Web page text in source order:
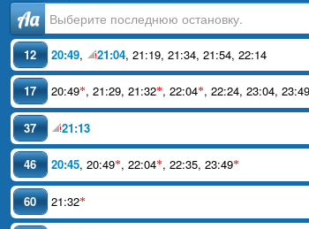
Аа
12 20:49, 21:04, 21:19, 21:34, 21:54, 22:14
17 20:49*, 21:29, 21:32*, 22:04*, 22:24, 23:04, 23:49
37 21:13
46 20:45, 20:49*, 22:04*, 22:35, 23:49*
60 21:32*